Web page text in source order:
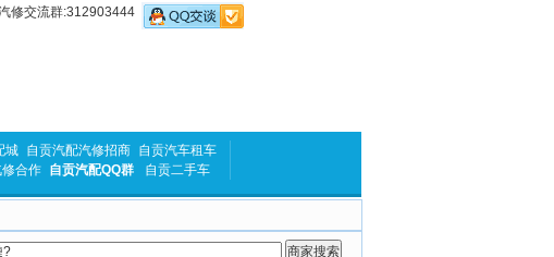
修交流群:312903444
城 自贡汽配汽修招商 自贡汽车租车
合作 自贡汽配QQ群 自贡二手车